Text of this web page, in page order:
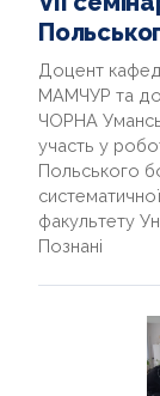
НАУКА ТА
МЕДІА
Доцент
МАМЧУР та
ЧОРНА
участь у
Польського
факультету
Познані